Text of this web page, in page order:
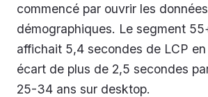
commencé par ouvrir les données
démographiques. Le segment
affichait 5,4 secondes de LCP
écart de plus de 2,5 secondes
25-34 ans sur desktop.